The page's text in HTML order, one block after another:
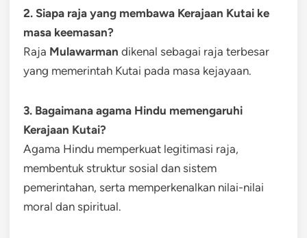
2. Siapa raja yang membawa Kerajaan Kutai ke
masa keemasan?
Raja Mulawarman dikenal sebagai raja terbesar
yang memerintah Kutai pada masa kejayaan.
3. Bagaimana agama Hindu memengaruhi
Kerajaan Kutai?
Agama Hindu memperkuat legitimasi raja,
membentuk struktur sosial dan sistem
pemerintahan, serta memperkenalkan nilai-nilai
moral dan spiritual.